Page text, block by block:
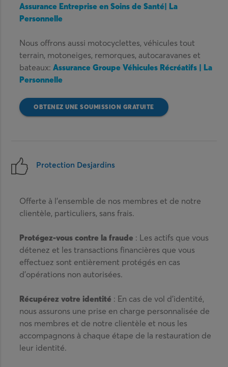
Assurance Entreprise en Soins de Santé| La
Personnelle
Nous offrons aussi motocyclettes, véhicules tout
terrain, motoneiges, remorques, autocaravanes et
bateaux:Assurance Groupe Véhicules Récréatifs | La
Personnelle
OBTENEZ UNE SOUMISSION GRATUITE
Protection Desjardins
Offerte à l’ensemble de nos membres et de notre
clientèle, particuliers, sans frais.
Protégez-vous contre la fraude : Les actifs que vous
détenez et les transactions financières que vous
effectuez sont entièrement protégés en cas
d’opérations non autorisées.
Récupérez votre identité : En cas de vol d’identité,
nous assurons une prise en charge personnalisée de
nos membres et de notre clientèle et nous les
accompagnons à chaque étape de la restauration de
leur identité.